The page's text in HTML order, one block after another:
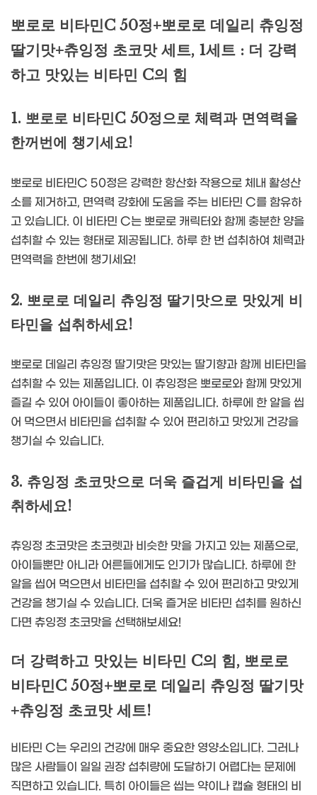
뽀로로 비타민C 50정+뽀로로 데일리 츄잉정
딸기맛+츄잉정 초코맛 세트, 1세트 : 더 강력
하고 맛있는 비타민 C의 힘
1. 뽀로로 비타민C 50정으로 체력과 면역력을
한꺼번에 챙기세요!
뽀로로 비타민C 50정은 강력한 항산화 작용으로 체내 활성산
소를 제거하고, 면역력 강화에 도움을 주는 비타민 C를 함유하
고 있습니다. 이 비타민 C는 뽀로로 캐릭터와 함께 충분한 양을
섭취할 수 있는 형태로 제공됩니다. 하루 한 번 섭취하여 체력과
면역력을 한번에 챙기세요!
2. 뽀로로 데일리 츄잉정 딸기맛으로 맛있게 비
타민을 섭취하세요!
뽀로로 데일리 츄잉정 딸기맛은 맛있는 딸기향과 함께 비타민을
섭취할 수 있는 제품입니다. 이 츄잉정은 뽀로로와 함께 맛있게
즐길 수 있어 아이들이 좋아하는 제품입니다. 하루에 한 알을 씹
어 먹으면서 비타민을 섭취할 수 있어 편리하고 맛있게 건강을
챙기실 수 있습니다.
3. 츄잉정 초코맛으로 더욱 즐겁게 비타민을 섭
취하세요!
츄잉정 초코맛은 초코렛과 비슷한 맛을 가지고 있는 제품으로,
아이들뿐만 아니라 어른들에게도 인기가 많습니다. 하루에 한
알을 씹어 먹으면서 비타민을 섭취할 수 있어 편리하고 맛있게
건강을 챙기실 수 있습니다. 더욱 즐거운 비타민 섭취를 원하신
다면 츄잉정 초코맛을 선택해보세요!
더 강력하고 맛있는 비타민 C의 힘, 뽀로로
비타민C 50정+뽀로로 데일리 츄잉정 딸기맛
+츄잉정 초코맛 세트!
비타민 C는 우리의 건강에 매우 중요한 영양소입니다. 그러나
많은 사람들이 일일 권장 섭취량에 도달하기 어렵다는 문제에
직면하고 있습니다. 특히 아이들은 씹는 약이나 캡슐 형태의 비